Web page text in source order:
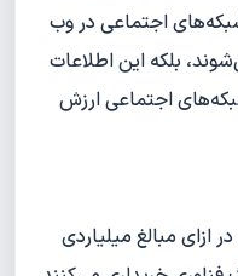
اجتماعی در وب
بلکه این اطلاعات
اجتماعی ارزش
ازای مبالغ میلیاردی